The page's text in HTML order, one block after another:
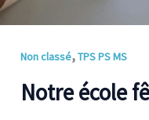
Non classé,TPS PS MS
Notre école